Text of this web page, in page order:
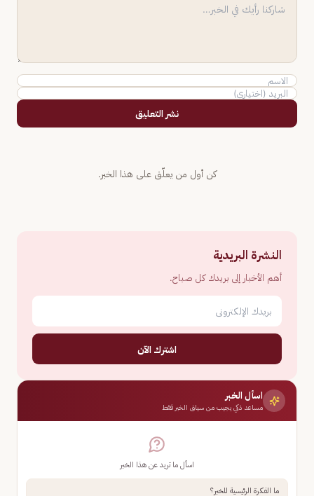
نشر التعليق
كن أول من يعلّق على هذا الخبر.
النشرة البريدية
أهم الأخبار إلى بريدك كل صباح.
اشترك الآن
اسأل الخبر
مساعد ذكي يجيب من سياق الخبر فقط
اسأل ما تريد عن هذا الخبر
ما الفكرة الرئيسية للخبر؟